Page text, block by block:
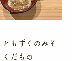
もずくのみそ
くだもの